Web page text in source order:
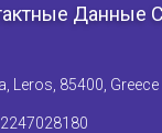
Данные
Leros, 85400, Greece